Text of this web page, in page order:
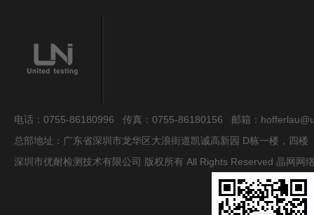
电话：0755-86180996 传真：0755-86180156 邮箱：
总部地址：广东省深圳市龙华区大浪街道凯诚高新园 D栋一楼，四楼
深圳市优耐检测技术有限公司 版权所有 All Rights Reserved 晶网网